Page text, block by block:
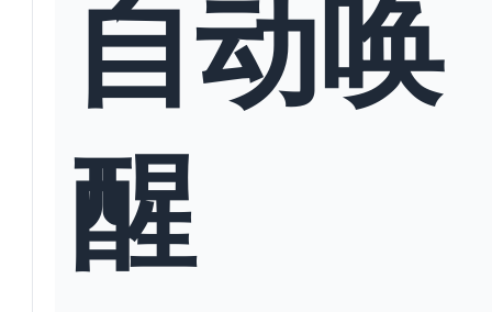
自动唤
醒